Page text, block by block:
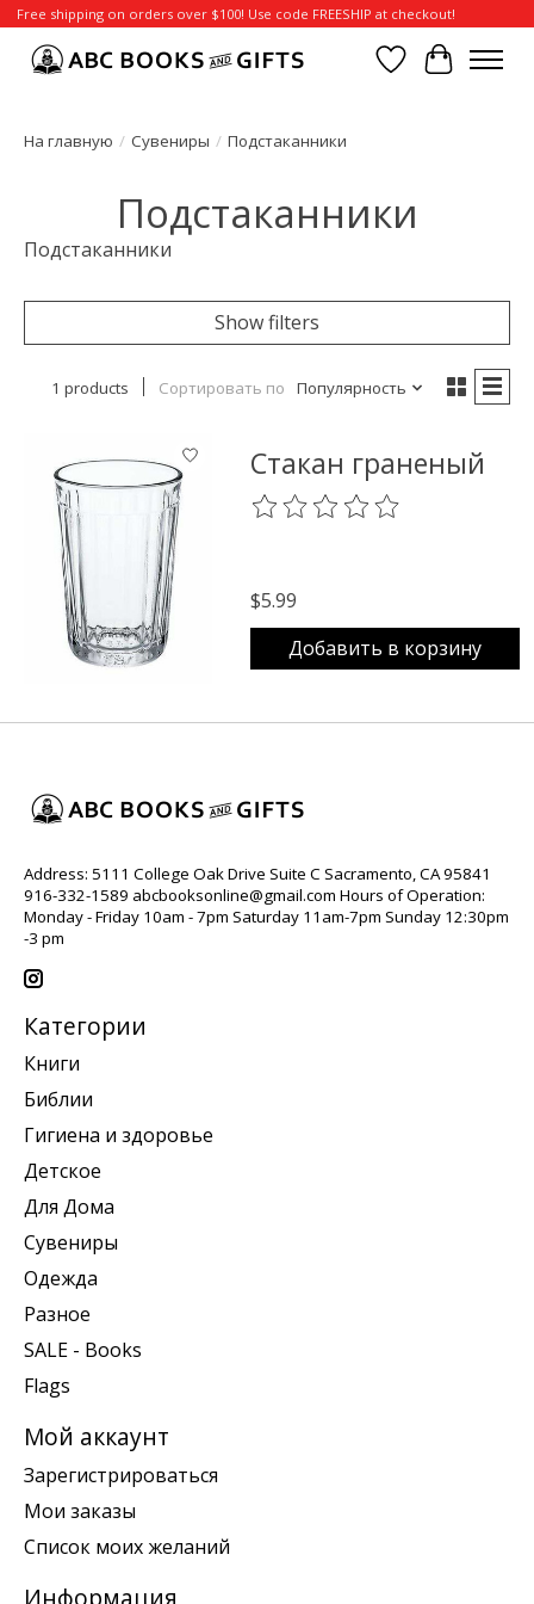
Free shipping on orders over $100! Use code FREESHIP at checkout!
Отложенные
Корзина
На главную / Сувениры / Подстаканники
Подстаканники
Подстаканники
Show filters
1 products Сортировать по Популярность
Стакан граненый
The rating of this product is
$5.99
Добавить в корзину
Address: 5111 College Oak Drive Suite C Sacramento, CA 95841
916-332-1589 abcbooksonline@gmail.com Hours of Operation:
Monday - Friday 10am - 7pm Saturday 11am-7pm Sunday 12:30pm
-3 pm
Категории
Книги
Библии
Гигиена и здоровье
Детское
Для Дома
Сувениры
Одежда
Разное
SALE - Books
Flags
Мой аккаунт
Зарегистрироваться
Мои заказы
Список моих желаний
Информация